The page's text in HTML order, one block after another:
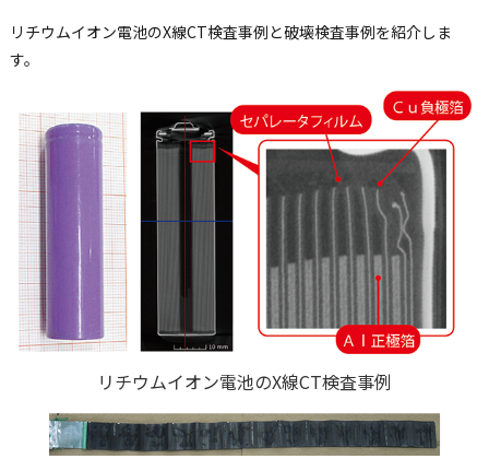
リチウムイオン電池のX線CT検査事例と破壊検査事例を紹介しま
す。
リチウムイオン電池のX線CT検査事例